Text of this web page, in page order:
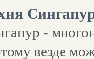
-
везде